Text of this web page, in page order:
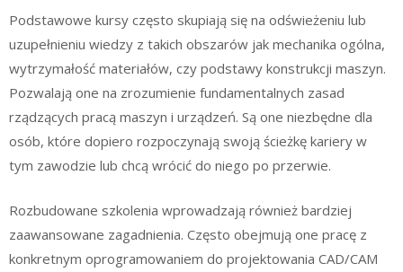
Podstawowe kursy często skupiają się na odświeżeniu lub
uzupełnieniu wiedzy z takich obszarów jak mechanika ogólna,
wytrzymałość materiałów, czy podstawy konstrukcji maszyn.
Pozwalają one na zrozumienie fundamentalnych zasad
rządzących pracą maszyn i urządzeń. Są one niezbędne dla
osób, które dopiero rozpoczynają swoją ścieżkę kariery w
tym zawodzie lub chcą wrócić do niego po przerwie.
Rozbudowane szkolenia wprowadzają również bardziej
zaawansowane zagadnienia. Często obejmują one pracę z
konkretnym oprogramowaniem do projektowania CAD/CAM